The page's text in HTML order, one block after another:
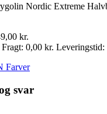
Nordic Extreme
kr.
Fragt: 0,00 kr. Leveringstid:
Farver
svar